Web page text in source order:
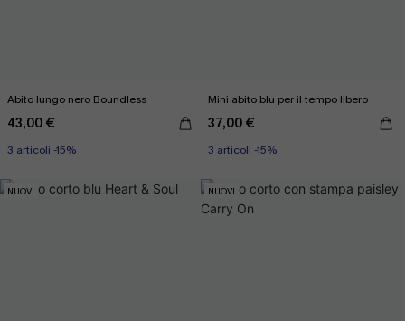
Abito lungo nero Boundless
43,00 €
3 articoli -15%
Mini abito blu per il tempo libero
37,00 €
3 articoli -15%
NUOVI NUOVI